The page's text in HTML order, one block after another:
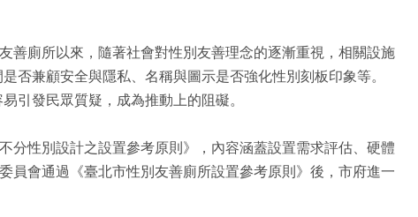
善廁所以來，隨著社會對性別友善理念的逐漸重視，相關設施
否兼顧安全與隱私、名稱與圖示是否強化性別刻板印象等。
引發民眾質疑，成為推動上的阻礙。
分性別設計之設置參考原則》，內容涵蓋設置需求評估、硬體
員會通過《臺北市性別友善廁所設置參考原則》後，市府進一